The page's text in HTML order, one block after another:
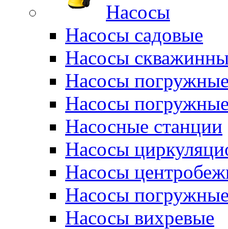
Насосы
Насосы садовые
Насосы
Насосы
Насосы
Насосные станции
Насосы
Насосы
Насосы
Насосы вихревые